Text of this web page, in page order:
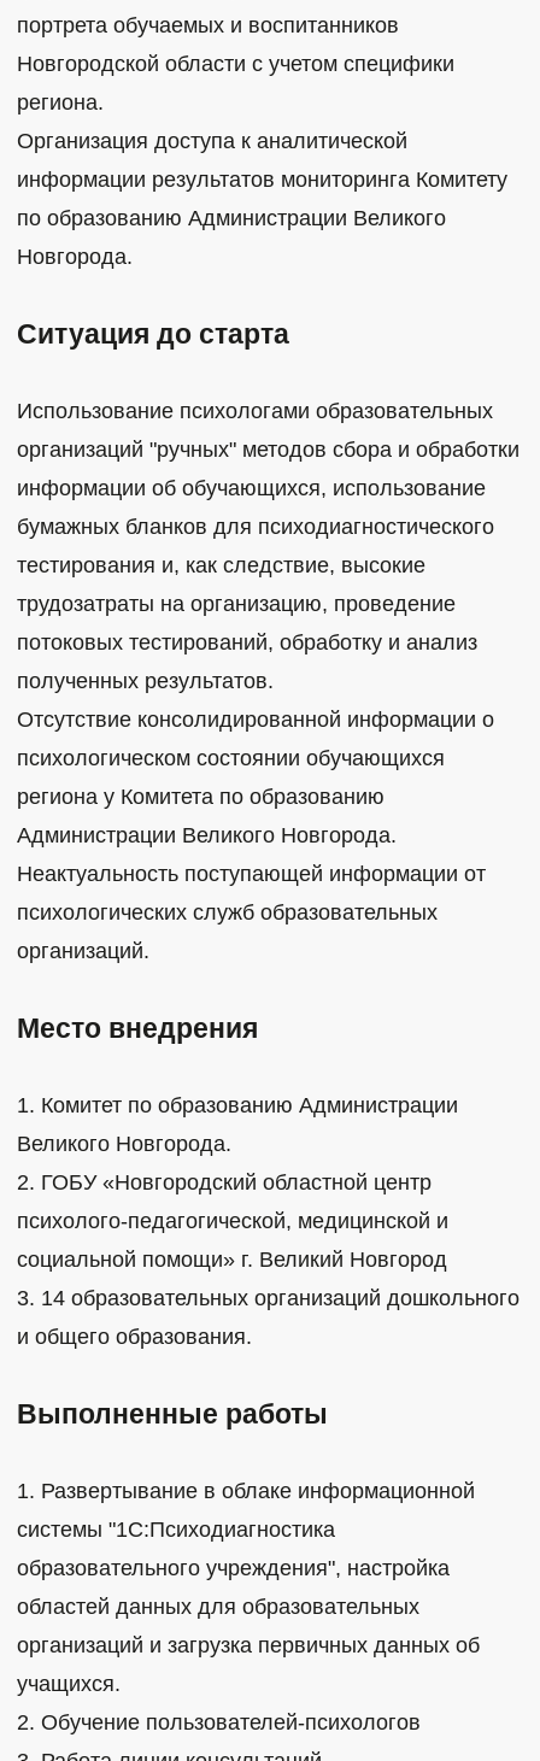
портрета обучаемых и воспитанников
Новгородской области с учетом специфики
региона.
Организация доступа к аналитической
информации результатов мониторинга Комитету
по образованию Администрации Великого
Новгорода.
Ситуация до старта
Использование психологами образовательных
организаций "ручных" методов сбора и обработки
информации об обучающихся, использование
бумажных бланков для психодиагностического
тестирования и, как следствие, высокие
трудозатраты на организацию, проведение
потоковых тестирований, обработку и анализ
полученных результатов.
Отсутствие консолидированной информации о
психологическом состоянии обучающихся
региона у Комитета по образованию
Администрации Великого Новгорода.
Неактуальность поступающей информации от
психологических служб образовательных
организаций.
Место внедрения
1. Комитет по образованию Администрации
Великого Новгорода.
2. ГОБУ «Новгородский областной центр
психолого-педагогической, медицинской и
социальной помощи» г. Великий Новгород
3. 14 образовательных организаций дошкольного
и общего образования.
Выполненные работы
1. Развертывание в облаке информационной
системы "1С:Психодиагностика
образовательного учреждения", настройка
областей данных для образовательных
организаций и загрузка первичных данных об
учащихся.
2. Обучение пользователей-психологов